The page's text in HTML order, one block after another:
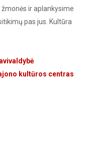
ir aplankysime
pas jus. Kultūra
kultūros centras